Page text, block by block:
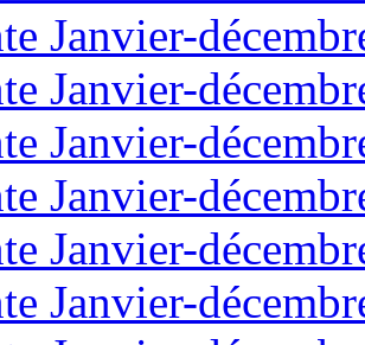
Janvier-
Janvier-
Janvier-
Janvier-
Janvier-
Janvier-